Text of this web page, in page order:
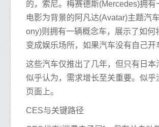
的，索尼。梅赛德斯(Mercedes)拥有
电影为背景的阿凡达(Avatar)主题汽
ony)则拥有一辆概念车，展示了如何
变成娱乐场所，如果汽车没有自己开
这些汽车仅推出了几年，但只有日本
似乎认为，需求增长至关重要。似乎
页面上。
CES与关键路径